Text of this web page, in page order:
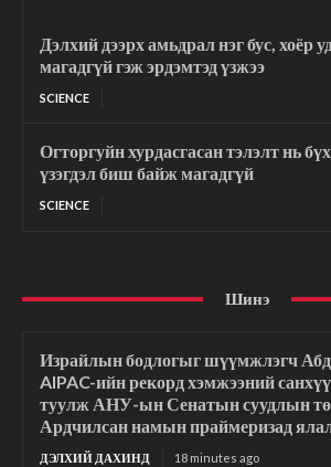
Дэлхий дээрх амьдрал нэг бус, хоёр
магадгүй гэж эрдэмтэд үзжээ
SCIENCE
Огторгуйн хурдасгасан тэлэлт нь
үзэгдэл биш байж магадгүй
SCIENCE
Шинэ
Израйлын бодлогыг шүүмжлэгч
AIPAC-ийн рекорд хэмжээний
туулж АНУ-ын Сенатын суудлын
Ардчилсан намын праймеризад
ДЭЛХИЙ ДАХИНД 18 minutes ago